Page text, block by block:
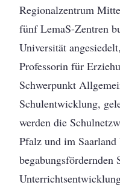
Regionalzentrum
fünf LemaS-Zentren
Universität
Professorin für
Schwerpunkt
Schulentwicklung,
werden die
Pfalz und im
begabungsfördernden